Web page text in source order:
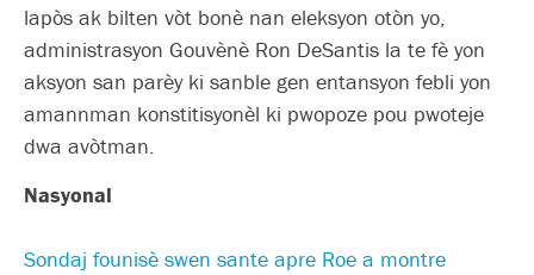
lapòs ak bilten vòt bonè nan eleksyon otòn yo,
administrasyon Gouvènè Ron DeSantis la te fè yon
aksyon san parèy ki sanble gen entansyon febli yon
amannman konstitisyonèl ki pwopoze pou pwoteje
dwa avòtman.
Nasyonal
Sondaj founisè swen sante apre Roe a montre